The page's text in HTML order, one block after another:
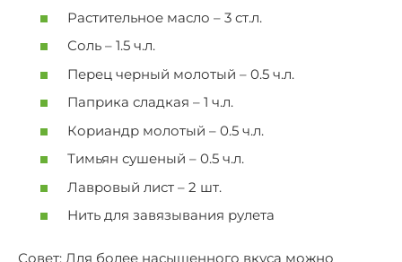
Растительное масло – 3 ст.л.
Соль – 1.5 ч.л.
Перец черный молотый – 0.5 ч.л.
Паприка сладкая – 1 ч.л.
Кориандр молотый – 0.5 ч.л.
Тимьян сушеный – 0.5 ч.л.
Лавровый лист – 2 шт.
Нить для завязывания рулета
Совет: Для более насыщенного вкуса можно